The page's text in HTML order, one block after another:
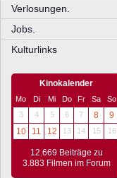
Verlosungen.
Jobs.
Kulturlinks
Kinokalender
Mo Di Mi Do Fr Sa
So
3
4 5 6 7 8
9
10
11 12 13 14 15 16
12.669 Beiträge zu
3.883 Filmen im Forum